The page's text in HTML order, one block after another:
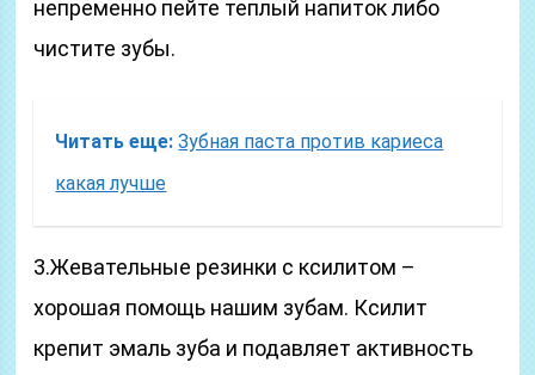
непременно пейте теплый напиток либо
чистите зубы.
Читать еще: Зубная паста против кариеса
какая лучше
3.Жевательные резинки с ксилитом –
хорошая помощь нашим зубам. Ксилит
крепит эмаль зуба и подавляет активность